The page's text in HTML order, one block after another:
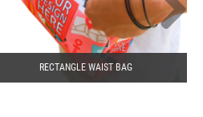
RECTANGLE WAIST BAG